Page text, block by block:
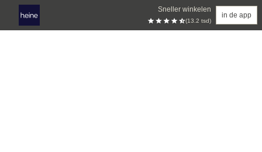
Sneller winkelen
(13.2 tsd)
in de app